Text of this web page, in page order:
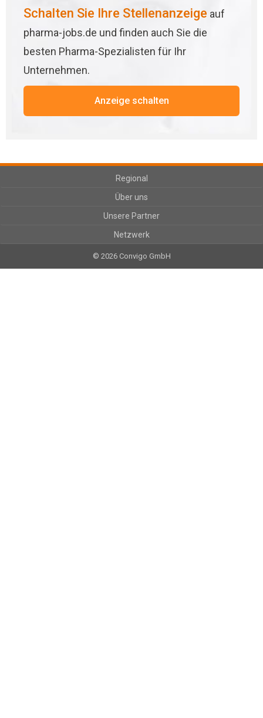
Schalten Sie Ihre Stellenanzeige auf
pharma-jobs.de und finden auch Sie die
besten Pharma-Spezialisten für Ihr
Unternehmen.
Anzeige schalten
Regional
Über uns
Unsere Partner
Netzwerk
© 2026 Convigo GmbH